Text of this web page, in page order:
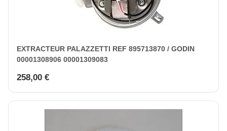
EXTRACTEUR PALAZZETTI REF 895713870 / GODIN
00001308906 00001309083
258,00 €